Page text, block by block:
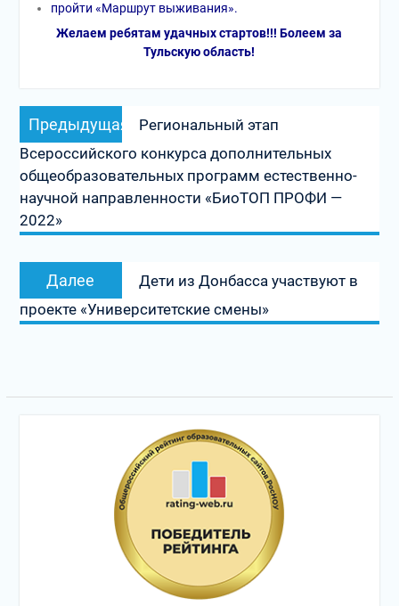
пройти «Маршрут выживания».
Желаем ребятам удачных стартов!!! Болеем за
Тульскую область!
Навигация
по
записям
Предыдущая
запись:
Региональный этап
Всероссийского конкурса дополнительных
общеобразовательных программ естественно-
научной направленности «БиоТОП ПРОФИ —
2022»
Далее
запись:
Дети из Донбасса участвуют в
проекте «Университетские смены»